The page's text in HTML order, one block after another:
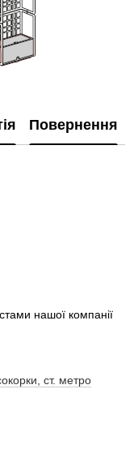
Повернення
нашої компанії
ст. метро